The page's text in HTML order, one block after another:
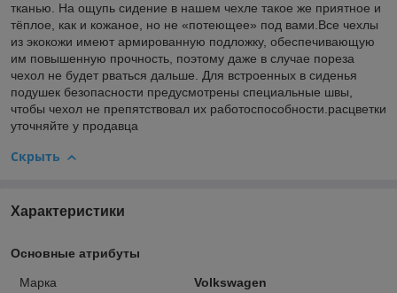
тканью. На ощупь сидение в нашем чехле такое же приятное и
тёплое, как и кожаное, но не «потеющее» под вами.Все чехлы
из экокожи имеют армированную подложку, обеспечивающую
им повышенную прочность, поэтому даже в случае пореза
чехол не будет рваться дальше. Для встроенных в сиденья
подушек безопасности предусмотрены специальные швы,
чтобы чехол не препятствовал их работоспособности.расцветки
уточняйте у продавца
Скрыть
Характеристики
Основные атрибуты
Марка Volkswagen